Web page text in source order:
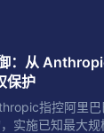
：从
保护
指控阿里
实施已知最大规